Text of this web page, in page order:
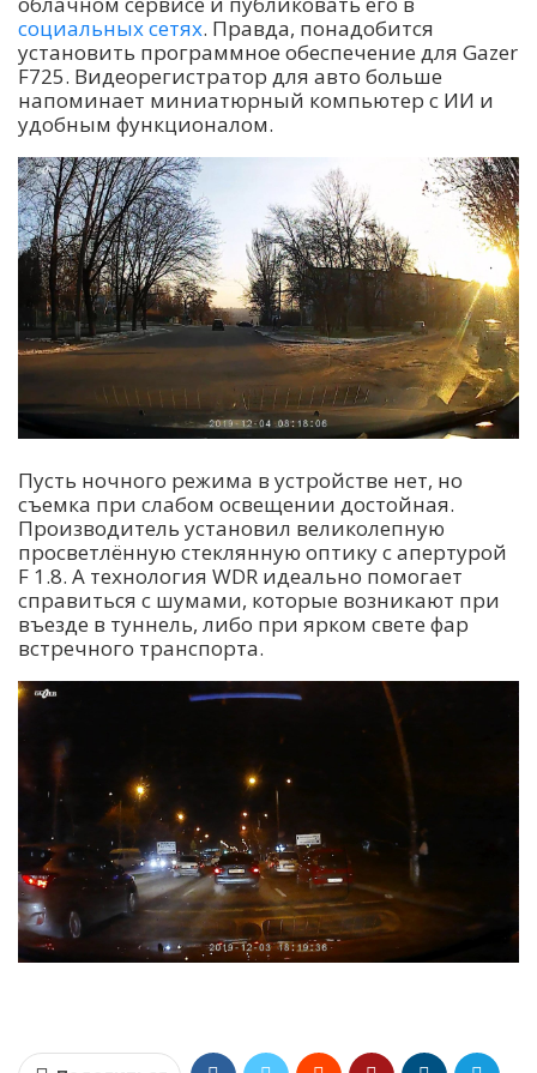
социальных сетях. Правда, понадобится
установить программное обеспечение для Gazer
F725. Видеорегистратор для авто больше
напоминает миниатюрный компьютер с ИИ и
удобным функционалом.
Пусть ночного режима в устройстве нет, но
съемка при слабом освещении достойная.
Производитель установил великолепную
просветлённую стеклянную оптику с апертурой
F 1.8. А технология WDR идеально помогает
справиться с шумами, которые возникают при
въезде в туннель, либо при ярком свете фар
встречного транспорта.